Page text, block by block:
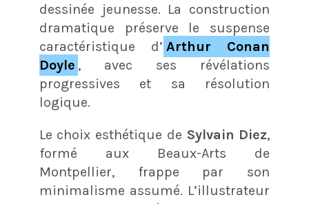
dessinée jeunesse. La construction
dramatique préserve le suspense
caractéristique d’ Arthur Conan
Doyle , avec ses révélations
progressives et sa résolution
logique.
Le choix esthétique de Sylvain Diez,
formé aux Beaux-Arts de
Montpellier, frappe par son
minimalisme assumé. L’illustrateur